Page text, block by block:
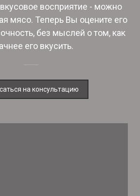
восприятие - можно
мясо. Теперь Вы оцените его
без мыслей о том, как
его вкусить.
на консультацию